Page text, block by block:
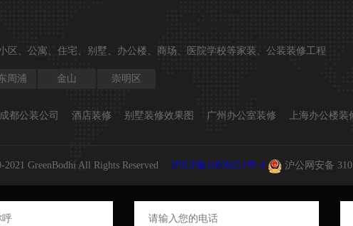
区、公寓、住宅、别墅、办公楼、商场、医院学校等家装、公装装修工程
周浦 金山 崇明区
成都公装公司 酒店装修 别墅装修效果图 广州办公室装修 上海办公楼装
2021 GreenBodhi All Rights Reserved 沪ICP备16039251号-4 沪公网安备